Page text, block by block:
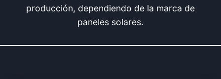
producción, dependiendo de la marca de
paneles solares.